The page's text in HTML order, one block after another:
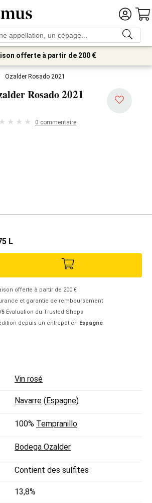
offerte à partir de 200 €
Ozalder Rosado 2021
Rosado2021
0 commentaire
L
offerte à partir de 200 €
et garantie de remboursement
5 Évaluation du Trusted Shops
depuis un entrepôt en Espagne
Vin rosé
Navarre (Espagne)
100% Tempranillo
Bodega Ozalder
Contient des sulfites
13,8%